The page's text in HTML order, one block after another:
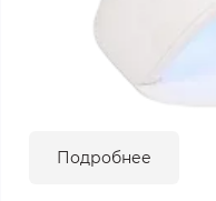
Подробнее